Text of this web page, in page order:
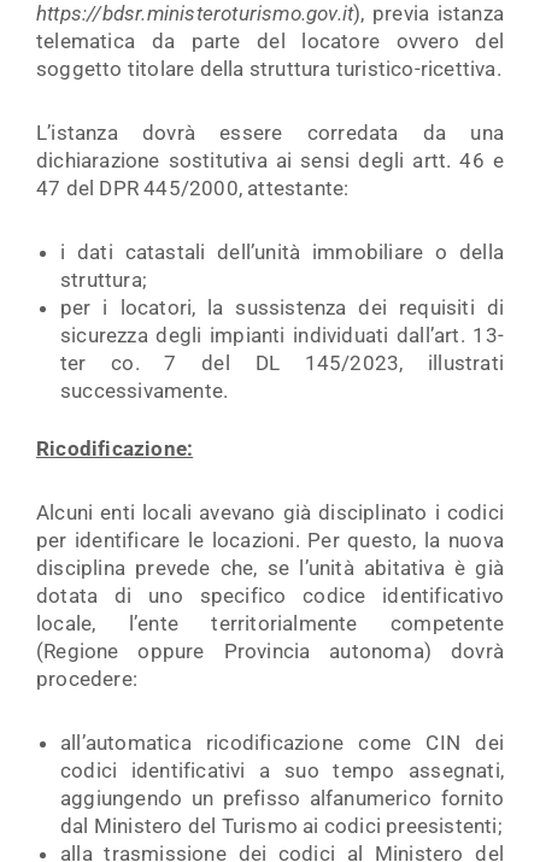
https://bdsr.ministeroturismo.gov.it), previa istanza
telematica da parte del locatore ovvero del
soggetto titolare della struttura turistico-ricettiva.
L’istanza dovrà essere corredata da una
dichiarazione sostitutiva ai sensi degli artt. 46 e
47 del DPR 445/2000, attestante:
i dati catastali dell’unità immobiliare o della
struttura;
per i locatori, la sussistenza dei requisiti di
sicurezza degli impianti individuati dall’art. 13-
ter co. 7 del DL 145/2023, illustrati
successivamente.
Ricodificazione:
Alcuni enti locali avevano già disciplinato i codici
per identificare le locazioni. Per questo, la nuova
disciplina prevede che, se l’unità abitativa è già
dotata di uno specifico codice identificativo
locale, l’ente territorialmente competente
(Regione oppure Provincia autonoma) dovrà
procedere:
all’automatica ricodificazione come CIN dei
codici identificativi a suo tempo assegnati,
aggiungendo un prefisso alfanumerico fornito
dal Ministero del Turismo ai codici preesistenti;
alla trasmissione dei codici al Ministero del